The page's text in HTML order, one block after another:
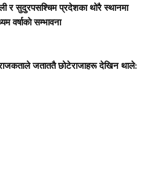
र सुदुरपसश्चिम प्रदेशका थोरै स्थानमा
वर्षाकाे सम्भावना
जताततै छोटेराजाहरू देखिन थाले: